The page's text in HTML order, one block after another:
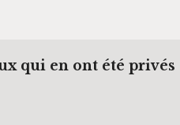
qui en ont été privés